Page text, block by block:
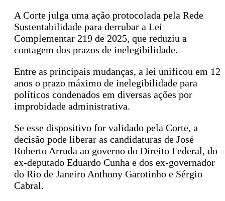
A Corte julga uma ação protocolada pela Rede
Sustentabilidade para derrubar a Lei
Complementar 219 de 2025, que reduziu a
contagem dos prazos de inelegibilidade.
Entre as principais mudanças, a lei unificou em 12
anos o prazo máximo de inelegibilidade para
políticos condenados em diversas ações por
improbidade administrativa.
Se esse dispositivo for validado pela Corte, a
decisão pode liberar as candidaturas de José
Roberto Arruda ao governo do Direito Federal, do
ex-deputado Eduardo Cunha e dos ex-governador
do Rio de Janeiro Anthony Garotinho e Sérgio
Cabral.